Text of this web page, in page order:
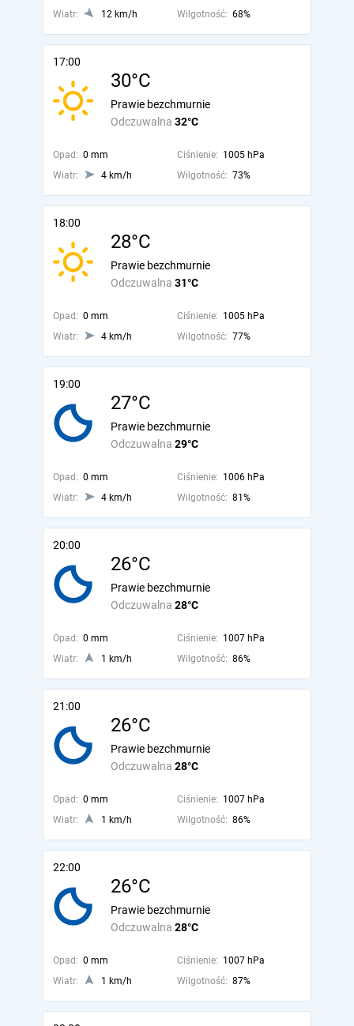
Wiatr:
12 km/h Wilgotność: 68%
17:00
30°C
Odczuwalna 32°C
Prawie bezchmurnie
Opad: 0 mm Ciśnienie: 1005 hPa
Wiatr:
4 km/h Wilgotność: 73%
18:00
28°C
Odczuwalna 31°C
Prawie bezchmurnie
Opad: 0 mm Ciśnienie: 1005 hPa
Wiatr:
4 km/h Wilgotność: 77%
19:00
27°C
Odczuwalna 29°C
Prawie bezchmurnie
Opad: 0 mm Ciśnienie: 1006 hPa
Wiatr:
4 km/h Wilgotność: 81%
20:00
26°C
Odczuwalna 28°C
Prawie bezchmurnie
Opad: 0 mm Ciśnienie: 1007 hPa
Wiatr:
1 km/h Wilgotność: 86%
21:00
26°C
Odczuwalna 28°C
Prawie bezchmurnie
Opad: 0 mm Ciśnienie: 1007 hPa
Wiatr:
1 km/h Wilgotność: 86%
22:00
26°C
Odczuwalna 28°C
Prawie bezchmurnie
Opad: 0 mm Ciśnienie: 1007 hPa
Wiatr:
1 km/h Wilgotność: 87%